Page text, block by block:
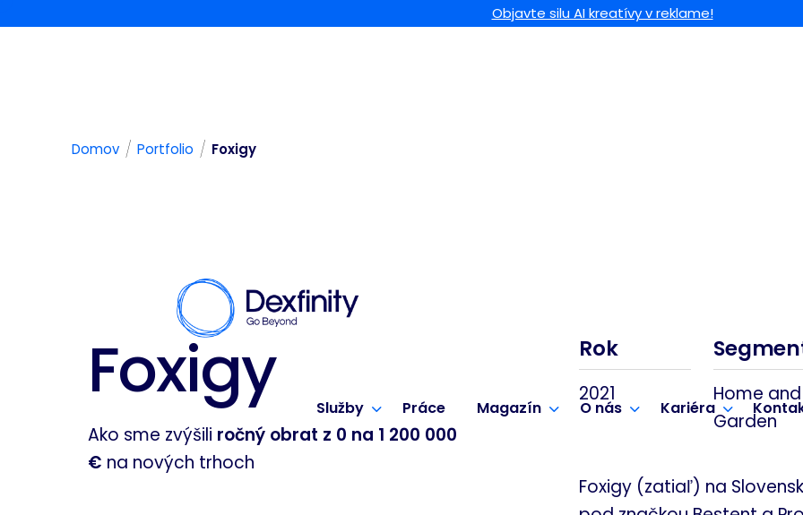
Objavte silu AI kreatívy v reklame!
Služby Práce Magazín O nás Kariéra
Domov / Portfolio / Foxigy
Foxigy
Ako sme zvýšili ročný obrat z 0 na 1 200 000
€ na nových trhoch
Rok
2021
Home and
Garden
Foxigy (zatiaľ) na